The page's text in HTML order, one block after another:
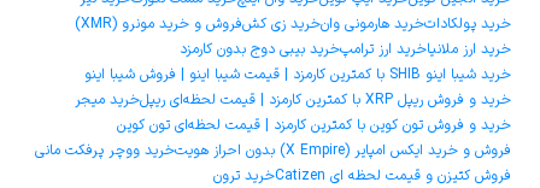
خرید پولکاداتخرید هارمونی وانخرید زی کشفروش و خرید مونرو (XMR)
خرید ارز ملانیاخرید ارز ترامپخرید بیبی دوج بدون کارمزد
خرید شیبا اینو SHIB با کمترین کارمزد | قیمت شیبا اینو | فروش شیبا اینو
خرید و فروش ریپل XRP با کمترین کارمزد | قیمت لحظه‌ای ریپل
خرید میجر
خرید و فروش تون کوین با کمترین کارمزد | قیمت لحظه‌ای تون کوین
فروش و خرید ایکس امپایر (X Empire) بدون احراز هویت
خرید ووچر پرفکت مانی
فروش کتیزن و قیمت لحظه ای Catizen
خرید ترون